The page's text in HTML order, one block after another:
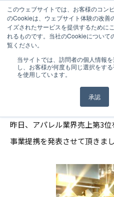
このウェブサイトでは、お客様のコン
のCookieは、ウェブサイト体験の改善
イズされたサービスを提供するために
れるものです。当社のCookieについて
覧ください。
当サイトでは、訪問者の個人情報
し、お客様が何度も同じ選択をす
を使用しています。
承認
アダストリアとの事
昨日、アパレル業界売上第3
事業提携を発表させて頂きまし